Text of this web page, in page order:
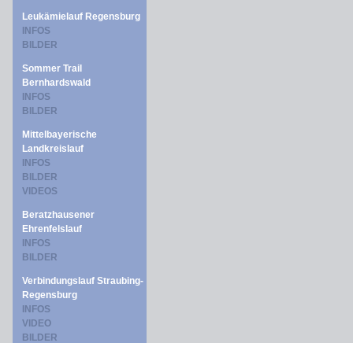
Leukämielauf Regensburg
INFOS
BILDER
Sommer Trail
Bernhardswald
INFOS
BILDER
Mittelbayerische
Landkreislauf
INFOS
BILDER
VIDEOS
Beratzhausener
Ehrenfelslauf
INFOS
BILDER
Verbindungslauf Straubing-
Regensburg
INFOS
VIDEO
BILDER